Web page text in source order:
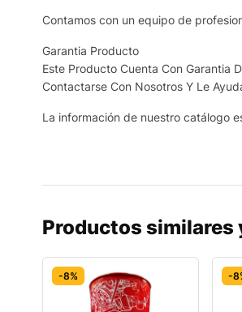
Contamos con un equipo de
Garantia Producto
Este Producto Cuenta Con Garantia
Contactarse Con Nosotros Y Le
La información de nuestro catálogo
Productos similares
-8% -